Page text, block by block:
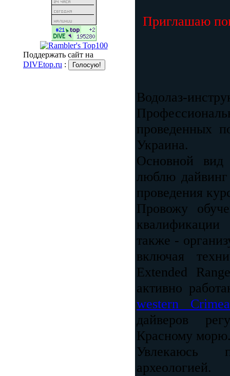
Поддержать сайт на
DIVEtop.ru :
Приглашаю
Водолаз-
проведенных
Украина.
Основной
люблю
проведения
Провожу
также -
включая
Extended
активно
western
дайверов
Красному
Увлекаюсь
археологией.